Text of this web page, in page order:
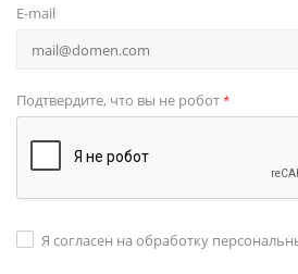
E-mail
Подтвердите, что вы не робот*
Я согласен на обработку